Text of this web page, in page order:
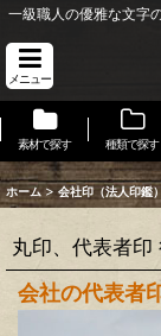
一級職人の優雅な文字
メニュー
素材で探す 種類で探す
ホーム > 会社印（法人印鑑
丸印、代表者印
会社の代表者